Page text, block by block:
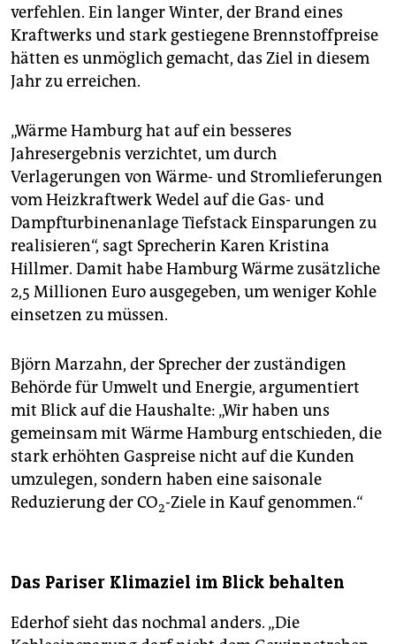
verfehlen. Ein langer Winter, der Brand eines
Kraftwerks und stark gestiegene Brennstoffpreise
hätten es unmöglich gemacht, das Ziel in diesem
Jahr zu erreichen.
„Wärme Hamburg hat auf ein besseres
Jahresergebnis verzichtet, um durch
Verlagerungen von Wärme- und Stromlieferungen
vom Heizkraftwerk Wedel auf die Gas- und
Dampfturbinenanlage Tiefstack Einsparungen zu
realisieren“, sagt Sprecherin Karen Kristina
Hillmer. Damit habe Hamburg Wärme zusätzliche
2,5 Millionen Euro ausgegeben, um weniger Kohle
einsetzen zu müssen.
Björn Marzahn, der Sprecher der zuständigen
Behörde für Umwelt und Energie, argumentiert
mit Blick auf die Haushalte: „Wir haben uns
gemeinsam mit Wärme Hamburg entschieden, die
stark erhöhten Gaspreise nicht auf die Kunden
umzulegen, sondern haben eine saisonale
Reduzierung der CO2-Ziele in Kauf genommen.“
Das Pariser Klimaziel im Blick behalten
Ederhof sieht das nochmal anders. „Die